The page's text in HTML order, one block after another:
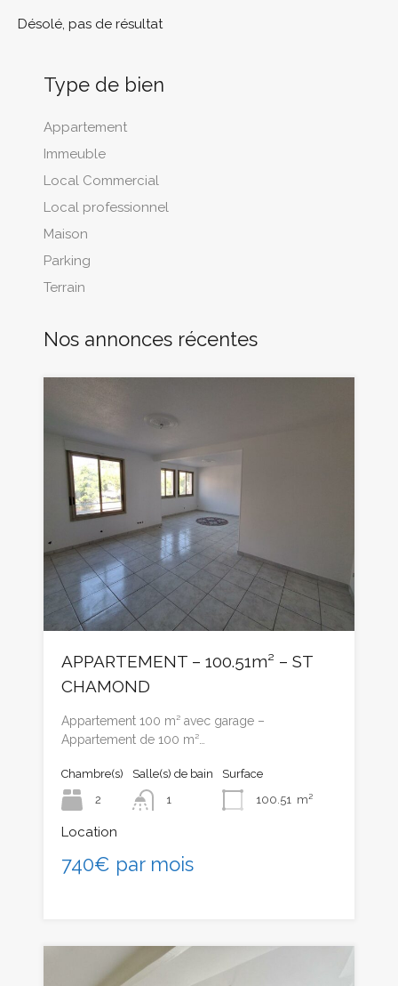
Désolé, pas de résultat
Type de bien
Appartement
Immeuble
Local Commercial
Local professionnel
Maison
Parking
Terrain
Nos annonces récentes
APPARTEMENT – 100.51m² – ST
CHAMOND
Appartement 100 m² avec garage –
Appartement de 100 m²…
Chambre(s)
2
Salle(s) de bain
1
Surface
100.51 m²
Location
740€ par mois